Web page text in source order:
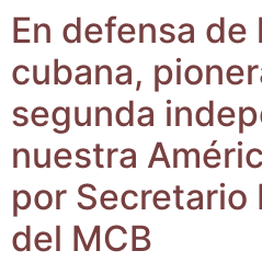
En defen­sa de
cuba­na,
segun­da
nues­tra
por Secre­ta­rio
del MCB